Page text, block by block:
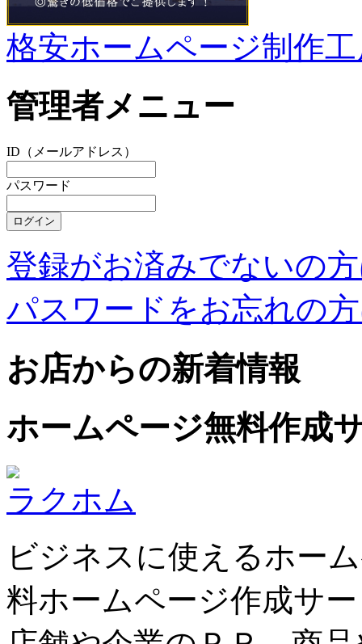
格安ホームページ制作
管理者メニュー
ID（メールアドレス）
パスワード
登録がお済みでないの
パスワードをお忘れの
お店からの新着情報
ホームページ無料作成
ラクホム
ビジネスに使えるホー
料ホームページ作成サ